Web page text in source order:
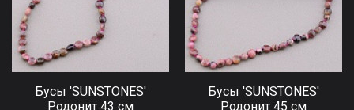
Бусы 'SUNSTONES'
Родонит 43 см
Бусы 'SUNSTONES'
Родонит 45 см